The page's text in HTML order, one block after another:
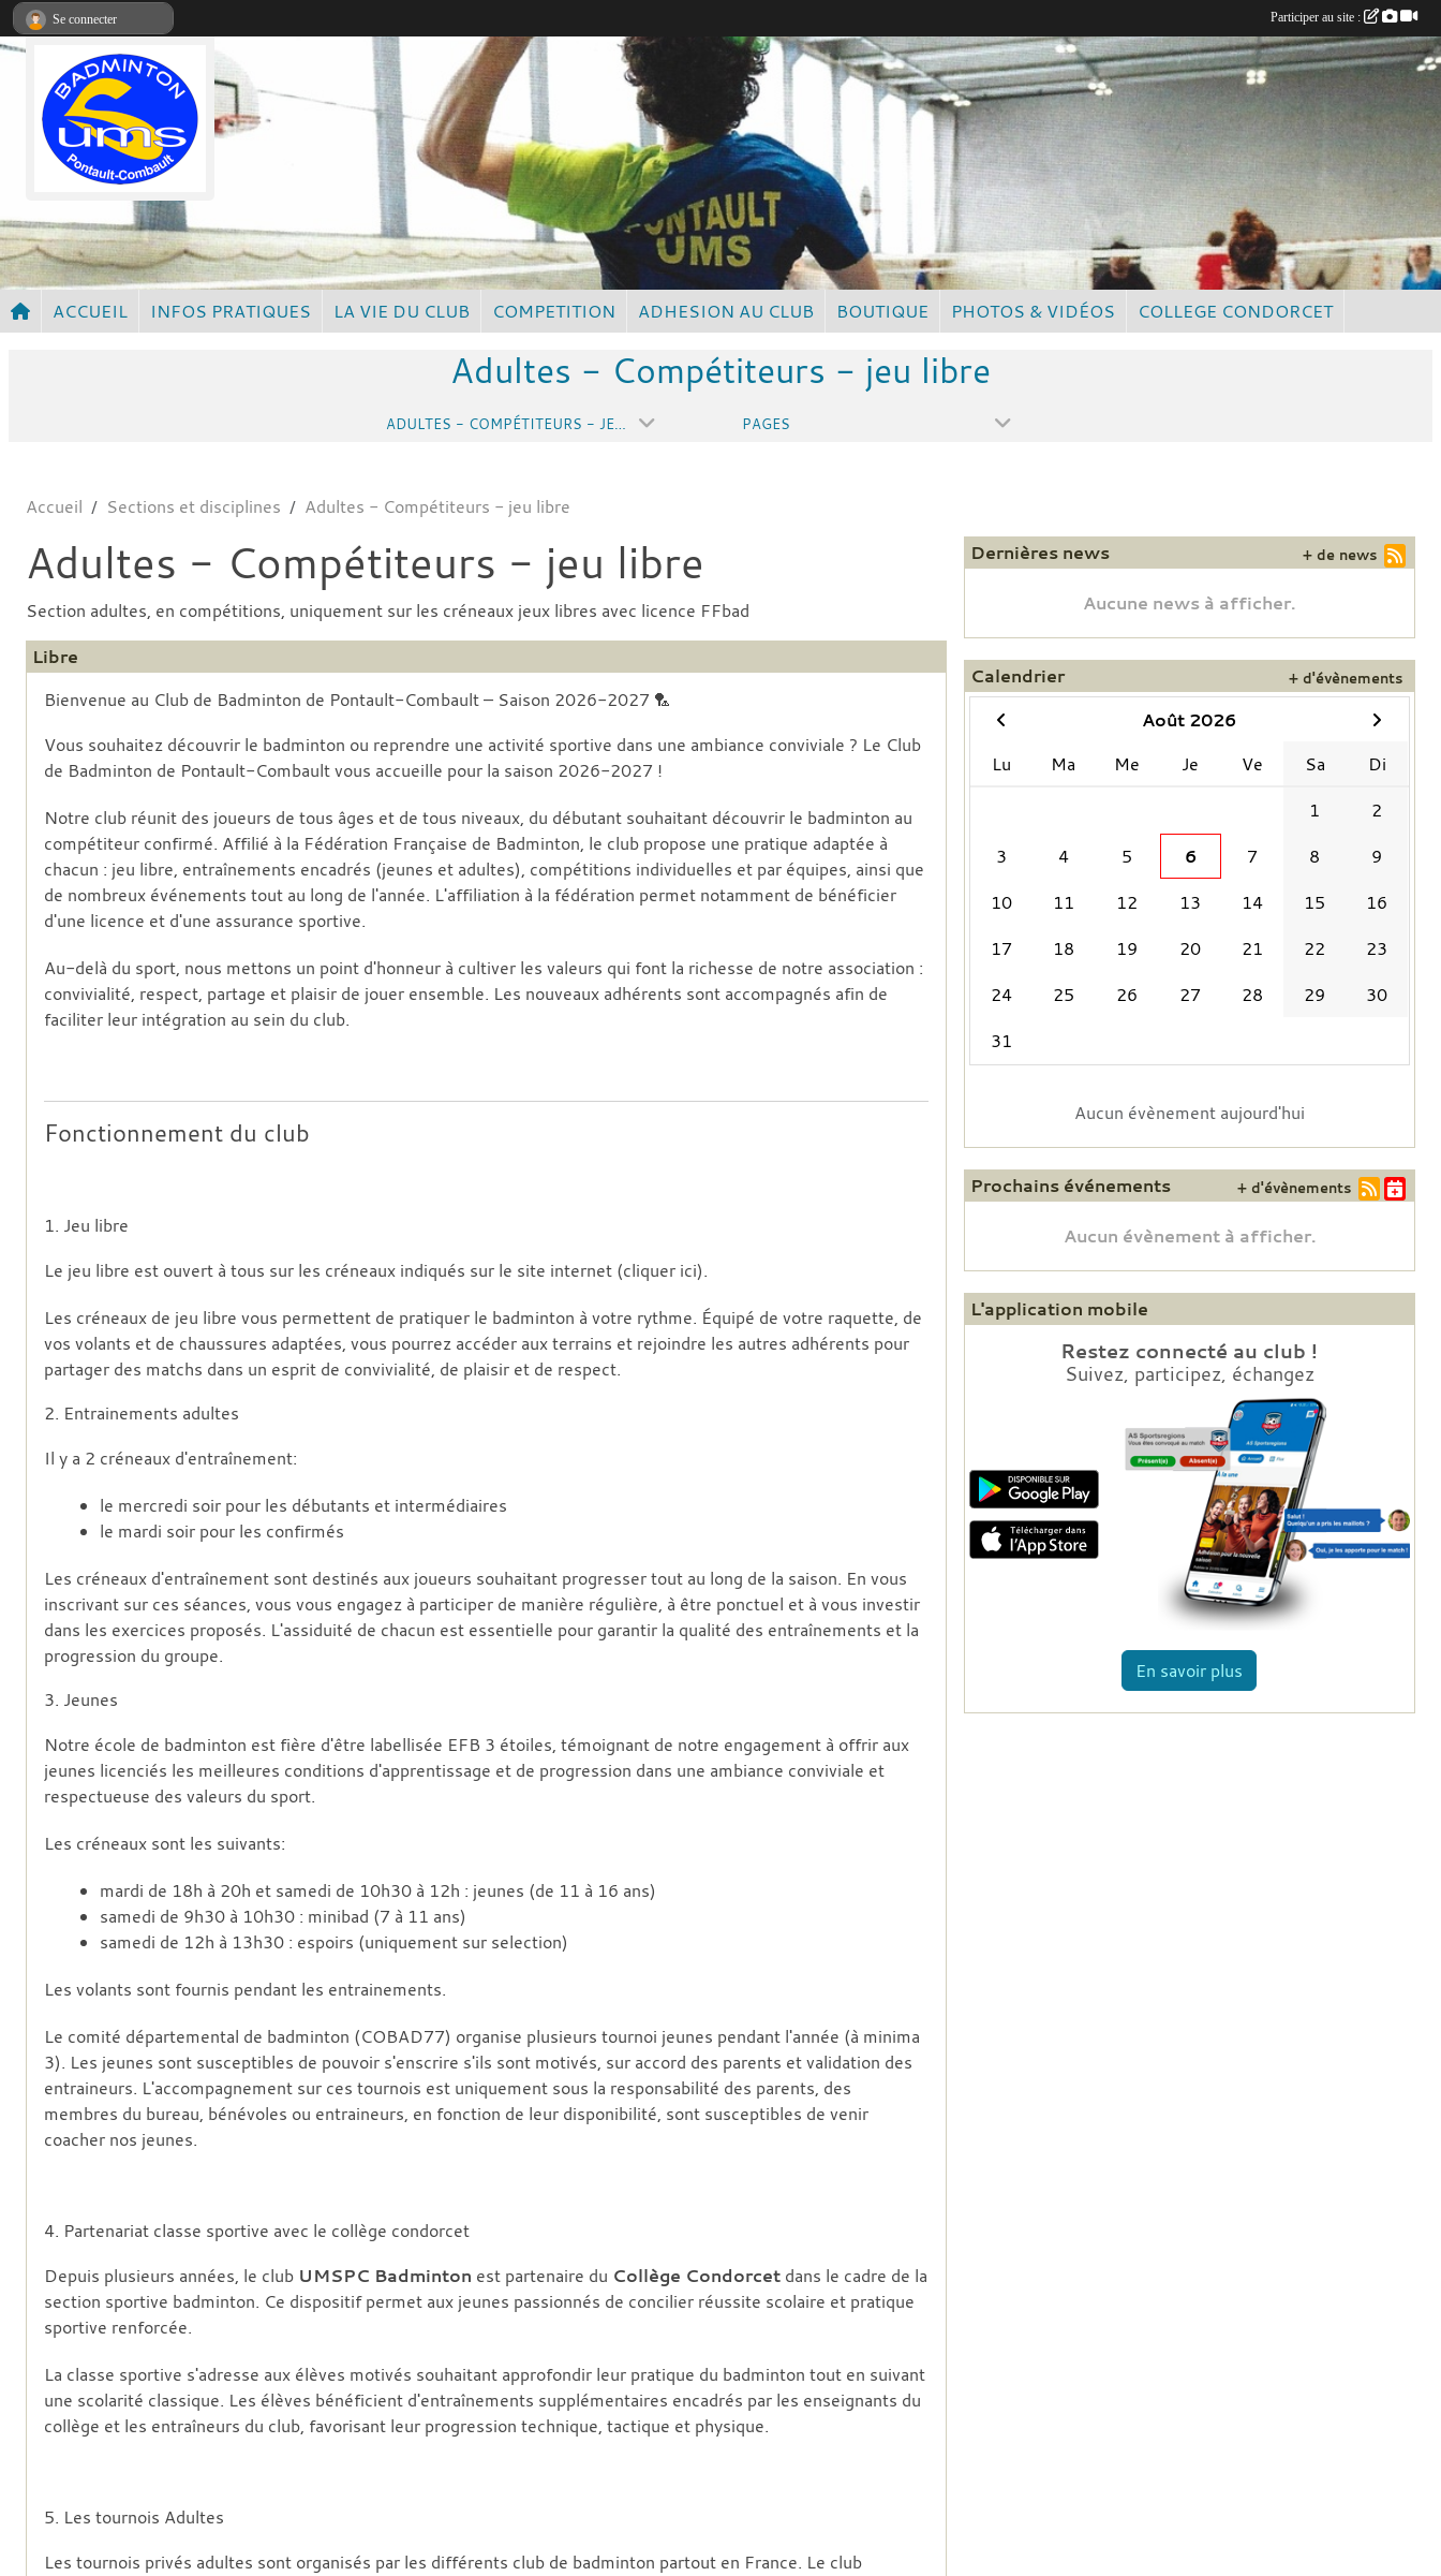
ACCUEIL INFOS PRATIQUES LA VIE DU CLUB COMPETITION ADHESION AU CLUB BOUTIQUE PHOTOS & VIDÉOS COLLEGE CONDORCET
Adultes - Compétiteurs - jeu libre
ADULTES - COMPÉTITEURS - JEU LIBRE PAGES
Accueil Sections et disciplines Adultes - Compétiteurs - jeu libre
Adultes - Compétiteurs - jeu libre
Section adultes, en compétitions, uniquement sur les créneaux jeux libres avec licence FFbad
Libre
Bienvenue au Club de Badminton de Pontault-Combault – Saison 2026-2027 🏸
Vous souhaitez découvrir le badminton ou reprendre une activité sportive dans une ambiance conviviale ? Le Club
de Badminton de Pontault-Combault vous accueille pour la saison 2026-2027 !
Notre club réunit des joueurs de tous âges et de tous niveaux, du débutant souhaitant découvrir le badminton au
compétiteur confirmé. Affilié à la Fédération Française de Badminton, le club propose une pratique adaptée à
chacun : jeu libre, entraînements encadrés (jeunes et adultes), compétitions individuelles et par équipes, ainsi que
de nombreux événements tout au long de l'année. L'affiliation à la fédération permet notamment de bénéficier
d'une licence et d'une assurance sportive.
Au-delà du sport, nous mettons un point d'honneur à cultiver les valeurs qui font la richesse de notre association :
convivialité, respect, partage et plaisir de jouer ensemble. Les nouveaux adhérents sont accompagnés afin de
faciliter leur intégration au sein du club.
Fonctionnement du club
1. Jeu libre
Le jeu libre est ouvert à tous sur les créneaux indiqués sur le site internet (cliquer ici).
Les créneaux de jeu libre vous permettent de pratiquer le badminton à votre rythme. Équipé de votre raquette, de
vos volants et de chaussures adaptées, vous pourrez accéder aux terrains et rejoindre les autres adhérents pour
partager des matchs dans un esprit de convivialité, de plaisir et de respect.
2. Entrainements adultes
Il y a 2 créneaux d'entraînement:
le mercredi soir pour les débutants et intermédiaires
le mardi soir pour les confirmés
Les créneaux d'entraînement sont destinés aux joueurs souhaitant progresser tout au long de la saison. En vous
inscrivant sur ces séances, vous vous engagez à participer de manière régulière, à être ponctuel et à vous investir
dans les exercices proposés. L'assiduité de chacun est essentielle pour garantir la qualité des entraînements et la
progression du groupe.
3. Jeunes
Notre école de badminton est fière d'être labellisée EFB 3 étoiles, témoignant de notre engagement à offrir aux
jeunes licenciés les meilleures conditions d'apprentissage et de progression dans une ambiance conviviale et
respectueuse des valeurs du sport.
Les créneaux sont les suivants:
mardi de 18h à 20h et samedi de 10h30 à 12h : jeunes (de 11 à 16 ans)
samedi de 9h30 à 10h30 : minibad (7 à 11 ans)
samedi de 12h à 13h30 : espoirs (uniquement sur selection)
Les volants sont fournis pendant les entrainements.
Le comité départemental de badminton (COBAD77) organise plusieurs tournoi jeunes pendant l'année (à minima
3). Les jeunes sont susceptibles de pouvoir s'enscrire s'ils sont motivés, sur accord des parents et validation des
entraineurs. L'accompagnement sur ces tournois est uniquement sous la responsabilité des parents, des
membres du bureau, bénévoles ou entraineurs, en fonction de leur disponibilité, sont susceptibles de venir
coacher nos jeunes.
4. Partenariat classe sportive avec le collège condorcet
Depuis plusieurs années, le club UMSPC Badminton est partenaire du Collège Condorcet dans le cadre de la
section sportive badminton. Ce dispositif permet aux jeunes passionnés de concilier réussite scolaire et pratique
sportive renforcée.
La classe sportive s'adresse aux élèves motivés souhaitant approfondir leur pratique du badminton tout en suivant
une scolarité classique. Les élèves bénéficient d'entraînements supplémentaires encadrés par les enseignants du
collège et les entraîneurs du club, favorisant leur progression technique, tactique et physique.
5. Les tournois Adultes
Les tournois privés adultes sont organisés par les différents club de badminton partout en France. Le club
Dernières news
Aucune news à afficher.
+ de news
Calendrier
Août 2026
Lu
Ma Me Je Ve Sa
Di
1
2
3
4 5 6 7 8
9
10
11 12 13 14 15
16
17
18 19 20 21 22
23
24
25 26 27 28 29
30
31
Aucun évènement aujourd'hui
+ d'évènements
Prochains événements
Aucun évènement à afficher.
+ d'évènements
L'application mobile
Restez connecté au club !
Suivez, participez, échangez
En savoir plus
Se connecter Participer au site :
Panneau de gestion des cookies